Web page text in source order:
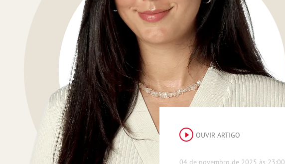
OUVIR ARTIGO
04 de novembro de 2025 às 23:00